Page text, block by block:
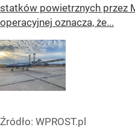
statków powietrznych przez
operacyjnej oznacza, że...
Źródło: WPROST.pl